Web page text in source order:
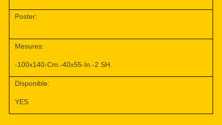
Poster:
Mesures:
-100x140-Cm.-40x55-In.-2 SH.
Disponible:
YES